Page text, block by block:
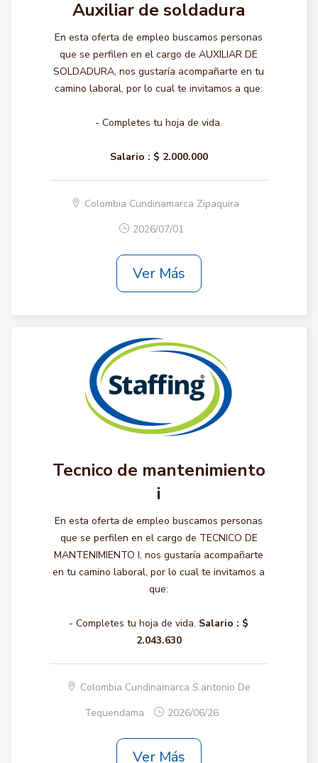
Auxiliar de soldadura
En esta oferta de empleo buscamos personas
que se perfilen en el cargo de AUXILIAR DE
SOLDADURA, nos gustaría acompañarte en tu
camino laboral, por lo cual te invitamos a que:
- Completes tu hoja de vida.
Salario : $ 2.000.000
Colombia Cundinamarca Zipaquira
2026/07/01
Ver Más
Tecnico de mantenimiento
i
En esta oferta de empleo buscamos personas
que se perfilen en el cargo de TECNICO DE
MANTENIMIENTO I, nos gustaría acompañarte
en tu camino laboral, por lo cual te invitamos a
que:
- Completes tu hoja de vida. Salario : $
2.043.630
Colombia Cundinamarca S.antonio De
Tequendama
2026/06/26
Ver Más